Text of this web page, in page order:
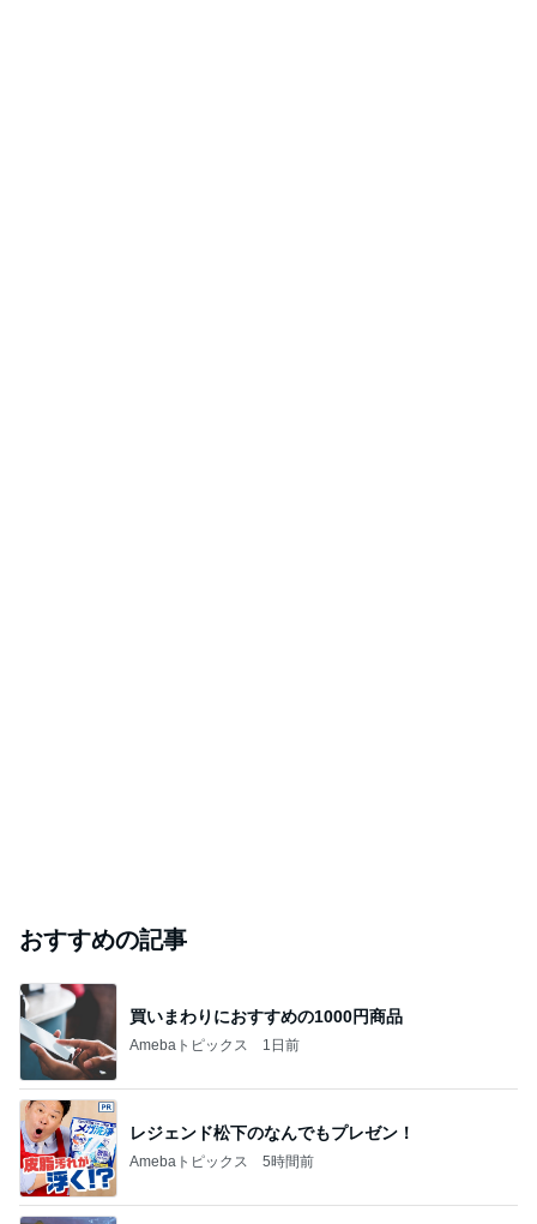
おすすめの記事
買いまわりにおすすめの1000円商品
Amebaトピックス 1日前
レジェンド松下のなんでもプレゼン！
Amebaトピックス 5時間前